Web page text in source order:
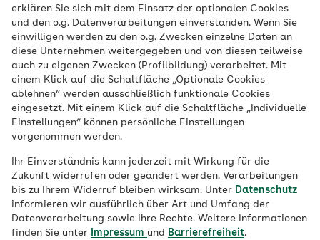
erklären Sie sich mit dem Einsatz der optionalen Cookies
und den o.g. Datenverarbeitungen einverstanden. Wenn Sie
einwilligen werden zu den o.g. Zwecken einzelne Daten an
diese Unternehmen weitergegeben und von diesen teilweise
auch zu eigenen Zwecken (Profilbildung) verarbeitet. Mit
einem Klick auf die Schaltfläche „Optionale Cookies
ablehnen“ werden ausschließlich funktionale Cookies
eingesetzt. Mit einem Klick auf die Schaltfläche „Individuelle
Einstellungen“ können persönliche Einstellungen
vorgenommen werden.
Ihr Einverständnis kann jederzeit mit Wirkung für die
Zukunft widerrufen oder geändert werden. Verarbeitungen
bis zu Ihrem Widerruf bleiben wirksam. Unter Datenschutz
informieren wir ausführlich über Art und Umfang der
Datenverarbeitung sowie Ihre Rechte. Weitere Informationen
finden Sie unter
Impressum und Barrierefreiheit.
Veröffentlicht am:
16.07.2025 7 Minuten Lesedauer von Simon Albers
Viele Menschen sind auf der Suche nach
der perfekten Ernährung, um gesünder zu
leben oder Gewicht zu verlieren. Doch im
Dschungel der Diät-Tipps und Food-Trends
kursieren viele Mythen und
Halbwahrheiten – durchschauen Sie diese?
Machen Sie den Test.
Fachlich geprüft